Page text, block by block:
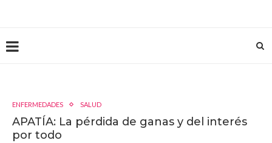
ENFERMEDADES SALUD
APATÍA: La pérdida de ganas y del interés
por todo